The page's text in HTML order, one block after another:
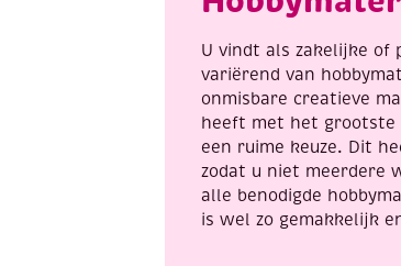
U vindt als zakelijke of
variërend van
onmisbare creatieve
heeft met het grootste
een ruime keuze. Dit
zodat u niet meerdere
alle benodigde
is wel zo gemakkelijk